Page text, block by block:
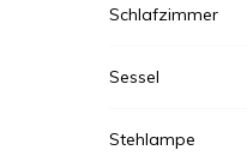
Schlafzimmer
Sessel
Stehlampe